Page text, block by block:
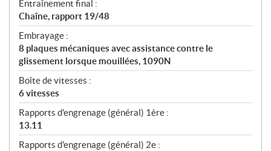
Entraînement final :
Chaîne, rapport 19/48
Embrayage :
8 plaques mécaniques avec assistance contre le
glissement lorsque mouillées, 1090N
Boîte de vitesses :
6 vitesses
Rapports d'engrenage (général) 1ère :
13.11
Rapports d'engrenage (général) 2e :